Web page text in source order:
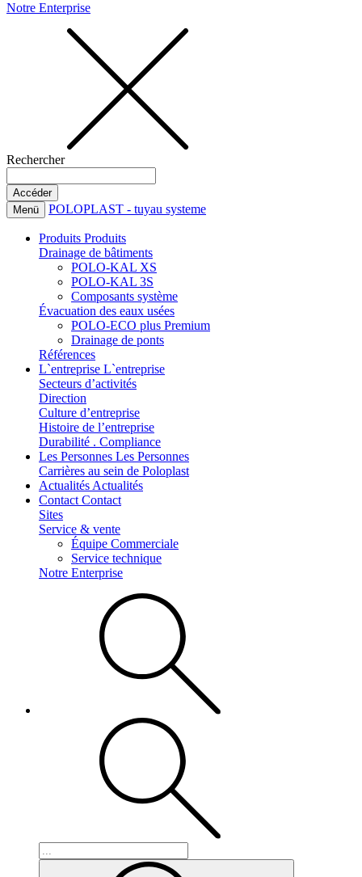
Notre Enterprise
Rechercher
Menü POLOPLAST - tuyau systeme
Produits Produits
Drainage de bâtiments
POLO-KAL XS
POLO-KAL 3S
Composants système
Évacuation des eaux usées
POLO-ECO plus Premium
Drainage de ponts
Références
L`entreprise L`entreprise
Secteurs d’activités
Direction
Culture d’entreprise
Histoire de l’entreprise
Durabilité . Compliance
Les Personnes Les Personnes
Carrières au sein de Poloplast
Actualités Actualités
Contact Contact
Sites
Service & vente
Équipe Commerciale
Service technique
Notre Enterprise